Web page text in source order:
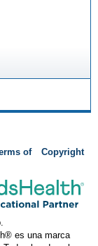
of
Copyright
es una marca